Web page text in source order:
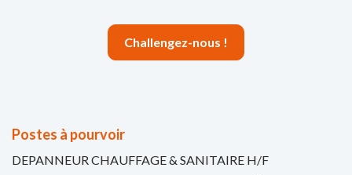
Challengez-nous !
Postes à pourvoir
DEPANNEUR CHAUFFAGE & SANITAIRE H/F